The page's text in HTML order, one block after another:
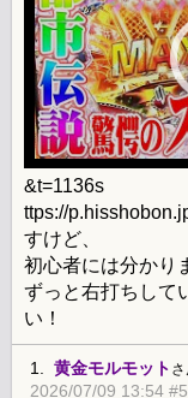
&t=1136s
ttps://
すけど、
初心者には分かり
ずっと右打ちして
い！
1. 黄金モルモット
2026/07/09 13:54